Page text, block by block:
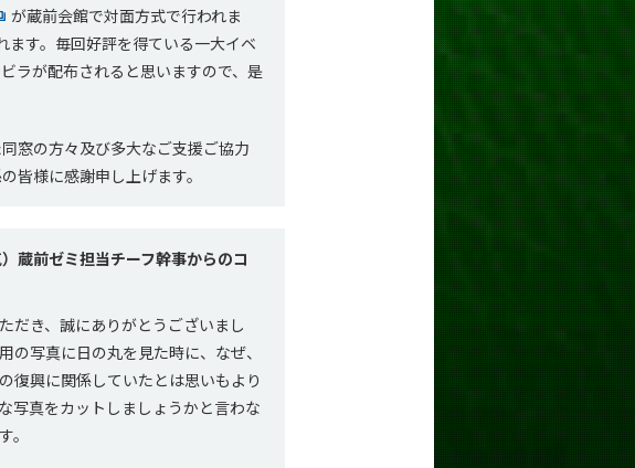
が蔵前会館で対面方式で行われま
す。毎回好評を得ている一大イベ
ラが配布されると思いますので、是
窓の方々及び多大なご支援ご協力
皆様に感謝申し上げます。
蔵前ゼミ担当チーフ幹事からのコ
だき、誠にありがとうございまし
の写真に日の丸を見た時に、なぜ、
復興に関係していたとは思いもより
写真をカットしましょうかと言わな
。